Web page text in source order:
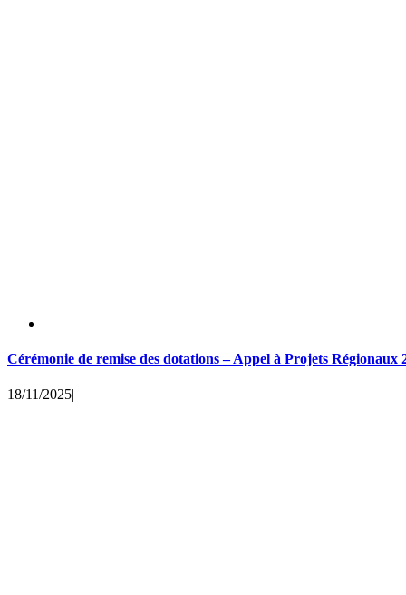
Cérémonie de remise des dotations – Appel à Projets Régionaux
18/11/2025|